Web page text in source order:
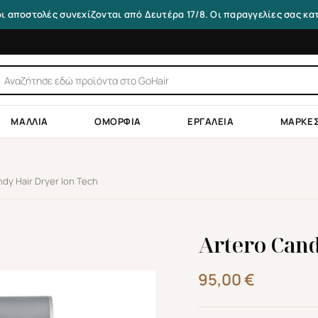
αποστολές συνεχίζονται από Δευτέρα 17/8. Οι παραγγελίες σας
ΜΑΛΛΙΆ ΟΜΟΡΦΙΆ ΕΡΓΑΛΕΊΑ
Hair Dryer Ion Tech
Artero
95,00€